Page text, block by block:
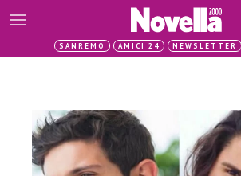
SANREMO AMICI 24 NEWSLETTER